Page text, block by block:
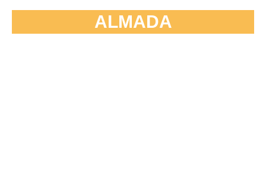
ALMADA